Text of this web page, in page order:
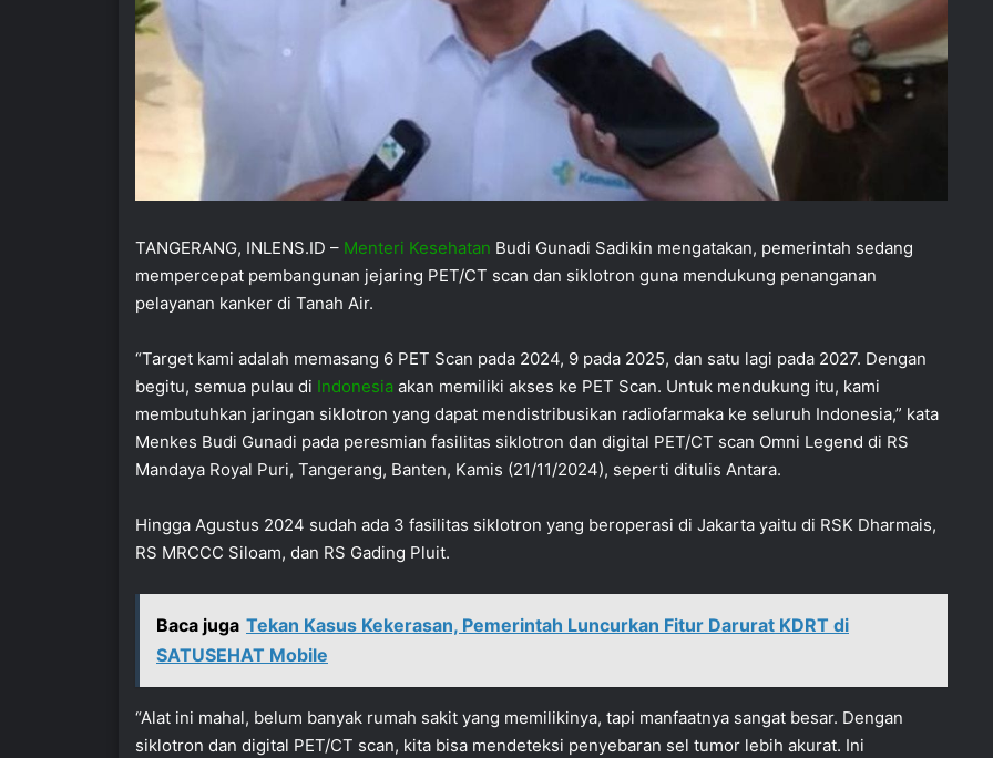
TANGERANG, INLENS.ID – Menteri Kesehatan Budi Gunadi Sadikin mengatakan, pemerintah sedang
mempercepat pembangunan jejaring PET/CT scan dan siklotron guna mendukung penanganan
pelayanan kanker di Tanah Air.
“Target kami adalah memasang 6 PET Scan pada 2024, 9 pada 2025, dan satu lagi pada 2027. Dengan
begitu, semua pulau di Indonesia akan memiliki akses ke PET Scan. Untuk mendukung itu, kami
membutuhkan jaringan siklotron yang dapat mendistribusikan radiofarmaka ke seluruh Indonesia,” kata
Menkes Budi Gunadi pada peresmian fasilitas siklotron dan digital PET/CT scan Omni Legend di RS
Mandaya Royal Puri, Tangerang, Banten, Kamis (21/11/2024), seperti ditulis Antara.
Hingga Agustus 2024 sudah ada 3 fasilitas siklotron yang beroperasi di Jakarta yaitu di RSK Dharmais,
RS MRCCC Siloam, dan RS Gading Pluit.
Baca juga Tekan Kasus Kekerasan, Pemerintah Luncurkan Fitur Darurat KDRT di
SATUSEHAT Mobile
“Alat ini mahal, belum banyak rumah sakit yang memilikinya, tapi manfaatnya sangat besar. Dengan
siklotron dan digital PET/CT scan, kita bisa mendeteksi penyebaran sel tumor lebih akurat. Ini